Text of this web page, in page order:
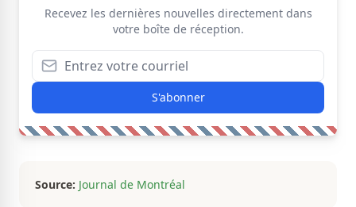
Recevez les dernières nouvelles directement dans
votre boîte de réception.
S'abonner
Source: Journal de Montréal